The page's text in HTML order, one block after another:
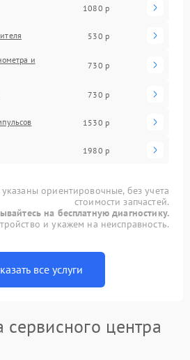
1080 р
530 р
и
730 р
730 р
1530 р
1980 р
ориентировочные, без учета
стоимости запчастей.
на бесплатную диагностику.
и укажем на неисправность.
все услуги
центра